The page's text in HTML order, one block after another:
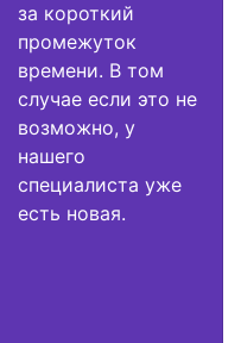
за короткий
промежуток
времени. В том
случае если это не
возможно, у
нашего
специалиста уже
есть новая.